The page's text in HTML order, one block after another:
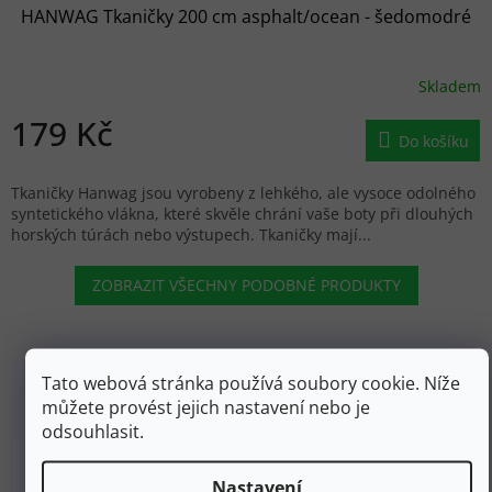
Tato webová stránka používá soubory cookie. Níže
můžete provést jejich nastavení nebo je
odsouhlasit.
Nastavení
HANWAG Tkaničky 200 cm asphalt/ocean - šedomodré
Skladem
179 Kč Do košíku
Tkaničky Hanwag jsou vyrobeny z lehkého, ale vysoce odolného
syntetického vlákna, které skvěle chrání vaše boty při dlouhých
horských túrách nebo výstupech. Tkaničky mají...
ZOBRAZIT VŠECHNY PODOBNÉ PRODUKTY
Barbora Kholová